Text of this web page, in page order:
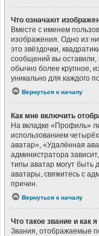
Что означают
Вместе с именем
изображения. Одно из
это звёздочки,
сообщений вы оставили,
обычно более крупное,
уникально для каждого
Вернуться к началу
Как мне включить
На вкладке «Профиль»
использованием
аватар», «Удалённая
администратора
типы аватар могут быть
аватары, свяжитесь с
причин.
Вернуться к началу
Что такое звание и как
Звания, отображаемые